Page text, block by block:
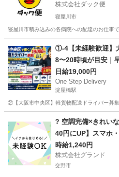
株式会社ダック便
寝屋川市
寝屋川市積み込みの各病院への配達のお仕事
配送 積み込み
①-4【未経験歓迎】
8〜20時頃が目安｜
あり
日給19,000円
One Step Delivery
淀屋橋駅
②【大阪市中央区】軽貨物配送ドライバー募
淀屋橋駅 ドライバー
? 空調完備×きれい
40円にUP】スマホ
大募集！
時給1,240円
株式会社グランド
交野市